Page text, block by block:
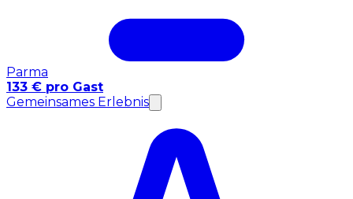
Parma
133 € pro Gast
Gemeinsames Erlebnis